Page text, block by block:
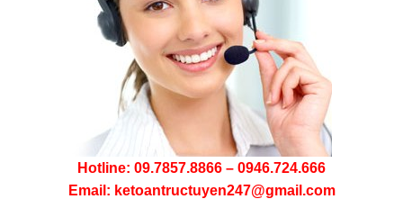
Hotline: 09.7857.8866 – 0946.724.666
Email: ketoantructuyen247@gmail.com